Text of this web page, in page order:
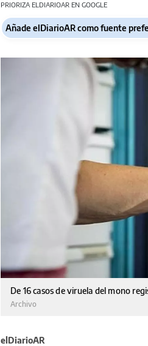
PRIORIZA ELDIARIOAR EN GOOGLE
Añade elDiarioAR como fuente
De 16 casos de viruela del mono
Archivo
elDiarioAR